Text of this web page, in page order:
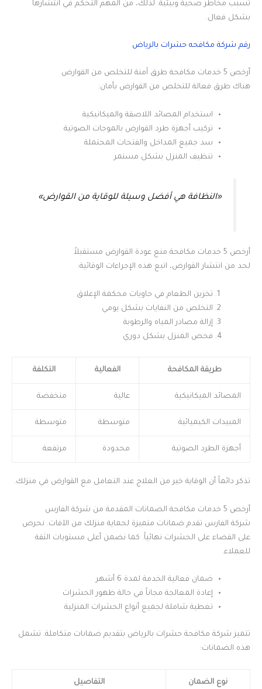
تسبب مخاطر صحية وبيئية. لذلك، من المهم التحكم في انتشارها
بشكل فعال.
رقم شركة مكافحه حشرات بالرياض
أرخص 5 خدمات مكافحة طرق آمنة للتخلص من القوارض
هناك طرق فعالة للتخلص من القوارض بأمان:
استخدام المصائد اللاصقة والميكانيكية
تركيب أجهزة طرد القوارض بالموجات الصوتية
سد جميع المداخل والفتحات المحتملة
تنظيف المنزل بشكل مستمر
«النظافة هي أفضل وسيلة للوقاية من القوارض»
أرخص 5 خدمات مكافحة منع عودة القوارض مستقبلاً
لحد من انتشار القوارض، اتبع هذه الإجراءات الوقائية:
تخزين الطعام في حاويات محكمة الإغلاق
التخلص من النفايات بشكل يومي
إزالة مصادر المياه والرطوبة
فحص المنزل بشكل دوري
طريقة المكافحة الفعالية التكلفة
المصائد الميكانيكية عالية منخفضة
المبيدات الكيميائية متوسطة متوسطة
أجهزة الطرد الصوتية محدودة مرتفعة
تذكر دائماً أن الوقاية خير من العلاج عند التعامل مع القوارض في منزلك.
أرخص 5 خدمات مكافحة الضمانات المقدمة من شركة الفارس
شركة الفارس تقدم ضمانات متميزة لحماية منزلك من الآفات. نحرص
على القضاء على الحشرات نهائياً. كما نضمن أعلى مستويات الثقة
للعملاء.
ضمان فعالية الخدمة لمدة 6 أشهر
إعادة المعالجة مجاناً في حالة ظهور الحشرات
تغطية شاملة لجميع أنواع الحشرات المنزلية
تتميز شركة مكافحة حشرات بالرياض بتقديم ضمانات متكاملة. تشمل
هذه الضمانات:
نوع الضمان التفاصيل